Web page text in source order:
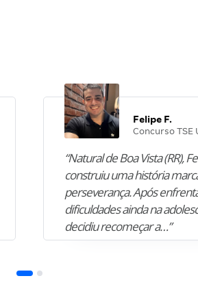
Felipe F.
Concurso TSE
“Natural de Boa Vista (RR),
construiu uma história
perseverança. Após
dificuldades ainda na
decidiu recomeçar a…”